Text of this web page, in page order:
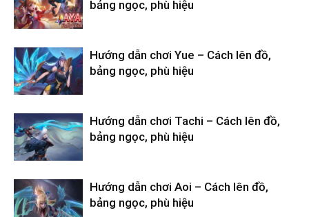
bảng ngọc, phù hiệu
Hướng dẫn chơi Yue – Cách lên đồ,
bảng ngọc, phù hiệu
Hướng dẫn chơi Tachi – Cách lên đồ,
bảng ngọc, phù hiệu
Hướng dẫn chơi Aoi – Cách lên đồ,
bảng ngọc, phù hiệu